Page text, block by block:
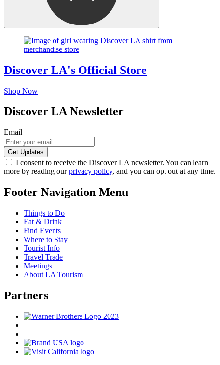
Discover LA's Official Store
Shop Now
Discover LA Newsletter
Email
I consent to receive the Discover LA newsletter. You can learn
more by reading ourprivacy policy, and you can opt out at any time.
Footer Navigation Menu
Things to Do
Eat & Drink
Find Events
Where to Stay
Tourist Info
Travel Trade
Meetings
About LA Tourism
Partners